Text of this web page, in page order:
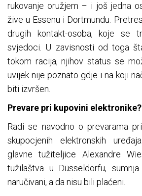
rukovanje oružjem – i još jedna
žive u Essenu i Dortmundu.
drugih kontakt-osoba, koje se
svjedoci. U zavisnosti od toga
tokom racija, njihov status se
uvijek nije poznato gdje i na koji
biti izvršen.
Prevare pri kupovini elektronike?
Radi se navodno o prevarama
skupocjenih elektronskih
glavne tužiteljice Alexandre
tužilaštva u Düsseldorfu,
naručivani, a da nisu bili plaćeni.